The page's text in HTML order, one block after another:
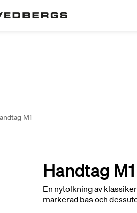
M1
Handtag M1
En nytolkning av
markerad bas och